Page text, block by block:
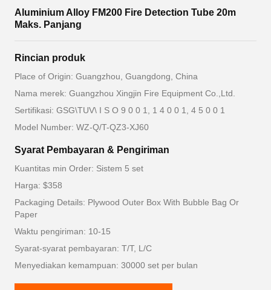
Aluminium Alloy FM200 Fire Detection Tube 20m
Maks. Panjang
Rincian produk
Place of Origin: Guangzhou, Guangdong, China
Nama merek: Guangzhou Xingjin Fire Equipment Co.,Ltd.
Sertifikasi: GSG\TUV\ I S O 9 0 0 1, 1 4 0 0 1, 4 5 0 0 1
Model Number: WZ-Q/T-QZ3-XJ60
Syarat Pembayaran & Pengiriman
Kuantitas min Order: Sistem 5 set
Harga: $358
Packaging Details: Plywood Outer Box With Bubble Bag Or
Paper
Waktu pengiriman: 10-15
Syarat-syarat pembayaran: T/T, L/C
Menyediakan kemampuan: 30000 set per bulan